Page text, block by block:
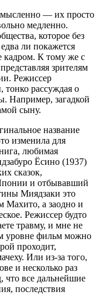
— их просто
медленно.
которое без
ли покажется
кадром. К тому же с
зрителям
Режиссер
тонко рассуждая о
Например, загадкой
сыну.
название
изменила для
любимая
Ёсино (1937)
сказок,
и отбывавший
Миядзаки это
Махито, а заодно и
Режиссер будто
травму, и мне не
уровне фильм можно
проходит,
Или из-за того,
и несколько раз
что все дальнейшие
последствия